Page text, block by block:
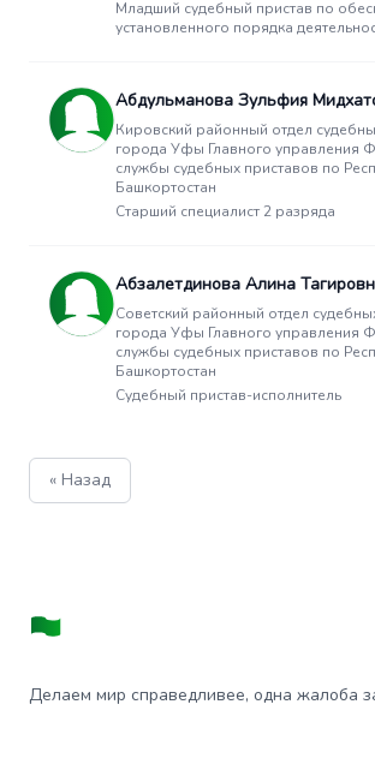
Младший судебный пристав по
установленного порядка
Абдульманова Зульфия
Кировский районный отдел
города Уфы Главного управления
службы судебных приставов по
Башкортостан
Старший специалист 2 разряда
Абзалетдинова Алина
Советский районный отдел
города Уфы Главного управления
службы судебных приставов по
Башкортостан
Судебный пристав-исполнитель
« Назад
Делаем мир справедливее, одна жалоба